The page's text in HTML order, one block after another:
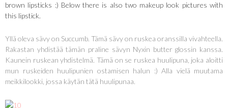
brown lipsticks :) Below there is also two makeup look pictures with
this lipstick.
Yllä oleva sävy on Succumb. Tämä sävy on ruskea oranssilla vivahteella.
Rakastan yhdistää tämän praline sävyn Nyxin butter glossin kanssa.
Kaunein ruskean yhdistelmä. Tämä on se ruskea huulipuna, joka aloitti
mun ruskeiden huulipunien ostamisen halun :) Alla vielä muutama
meikkilookki, jossa käytän tätä huulipunaa.